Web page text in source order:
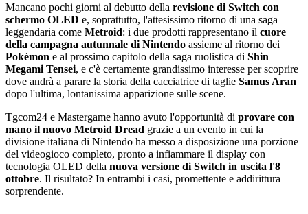
Mancano pochi giorni al debutto della revisione di Switch con
schermo OLED e, soprattutto, l'attesissimo ritorno di una saga
leggendaria come Metroid: i due prodotti rappresentano il cuore
della campagna autunnale di Nintendo assieme al ritorno dei
Pokémon e al prossimo capitolo della saga ruolistica di Shin
Megami Tensei, e c'è certamente grandissimo interesse per scoprire
dove andrà a parare la storia della cacciatrice di taglie Samus Aran
dopo l'ultima, lontanissima apparizione sulle scene.
Tgcom24 e Mastergame hanno avuto l'opportunità di provare con
mano il nuovo Metroid Dread grazie a un evento in cui la
divisione italiana di Nintendo ha messo a disposizione una porzione
del videogioco completo, pronto a infiammare il display con
tecnologia OLED della nuova versione di Switch in uscita l'8
ottobre. Il risultato? In entrambi i casi, promettente e addirittura
sorprendente.